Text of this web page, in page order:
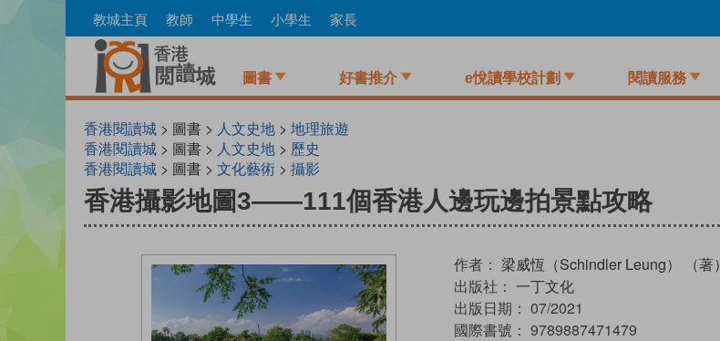
to
教城主頁 教師 中學生 小學生 家長
圖書 好書推介 e悅讀學校計劃 閱讀服務
香港閱讀城 > 圖書 > 人文史地 > 地理旅遊
香港閱讀城 > 圖書 > 人文史地 > 歷史
香港閱讀城 > 圖書 > 文化藝術 > 攝影
香港攝影地圖3——111個香港人邊玩邊拍景點攻略
作者： 梁威恆（Schindler Leung） （著）
出版社： 一丁文化
出版日期： 07/2021
國際書號： 9789887471479